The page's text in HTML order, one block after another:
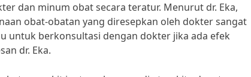
dan minum obat secara teratur. Menurut dr. Eka,
obat-obatan yang diresepkan oleh dokter sangat
untuk berkonsultasi dengan dokter jika ada efek
dr. Eka.